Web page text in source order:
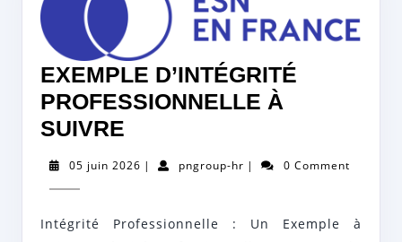
EXEMPLE D’INTÉGRITÉ
PROFESSIONNELLE À
SUIVRE
D’INTÉGRITÉ
SUIVRE
05 juin 2026 05| pngroup-hrpngroup-
| 0 Comment
Intégrité Professionnelle : Un Exemple à